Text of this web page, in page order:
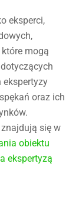
eksperci,
mogą
ekspertyzy
oraz ich
się w
obiektu
ekspertyzą